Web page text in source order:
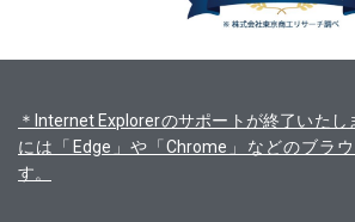
＊Internet Explorerのサポートが終了いた
には「Edge」や「Chrome」などのブラ
す。